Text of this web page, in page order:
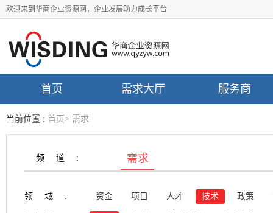
欢迎来到华商企业资源网，企业发展助力成长平台
首页 需求大厅 服务商
当前位置 : 首页 > 需求
频道: 需求
领域: 资金 项目 人才 技术 政策